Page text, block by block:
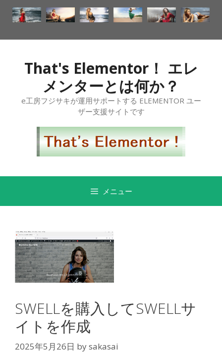
That's Elementor！ エレ
メンターとは何か？
e工房フジサキが運用サポートする ELEMENTOR ユー
ザー支援サイトです
メニュー
SWELLを購入してSWELLサ
イトを作成
2025年5月26日 bysakasai